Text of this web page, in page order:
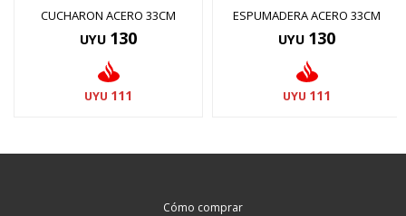
CUCHARON ACERO 33CM
UYU 130
UYU 111
ESPUMADERA ACERO 33CM
UYU 130
UYU 111
Cómo comprar